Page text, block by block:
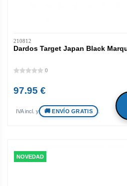
210812
Dardos Target Japan Black
0
97.95 €
IVA incl. y ENVÍO GRATIS .
NOVEDAD